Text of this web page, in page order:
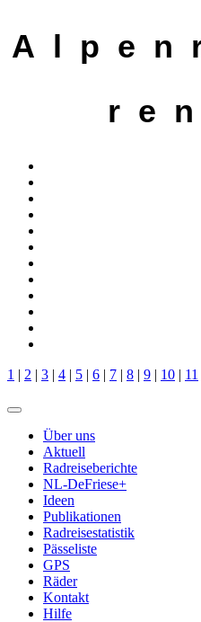
A l p e n
r e
1 | 2 | 3 | 4 | 5 | 6 | 7 | 8 | 9 | 10 | 11
Über uns
Aktuell
Radreiseberichte
NL-DeFriese+
Ideen
Publikationen
Radreisestatistik
Pässeliste
GPS
Räder
Kontakt
Hilfe